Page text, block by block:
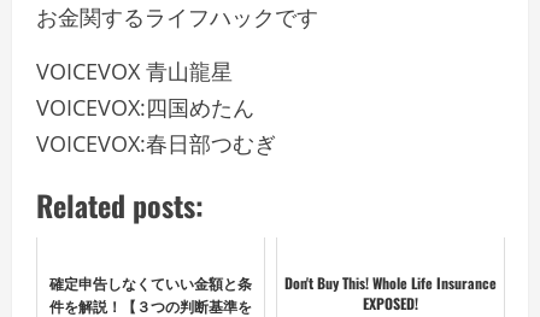
お金関するライフハックです
VOICEVOX 青山龍星
VOICEVOX:四国めたん
VOICEVOX:春日部つむぎ
Related posts:
確定申告しなくていい金額と条
件を解説！【３つの判断基準を
Don't Buy This! Whole Life Insurance
EXPOSED!